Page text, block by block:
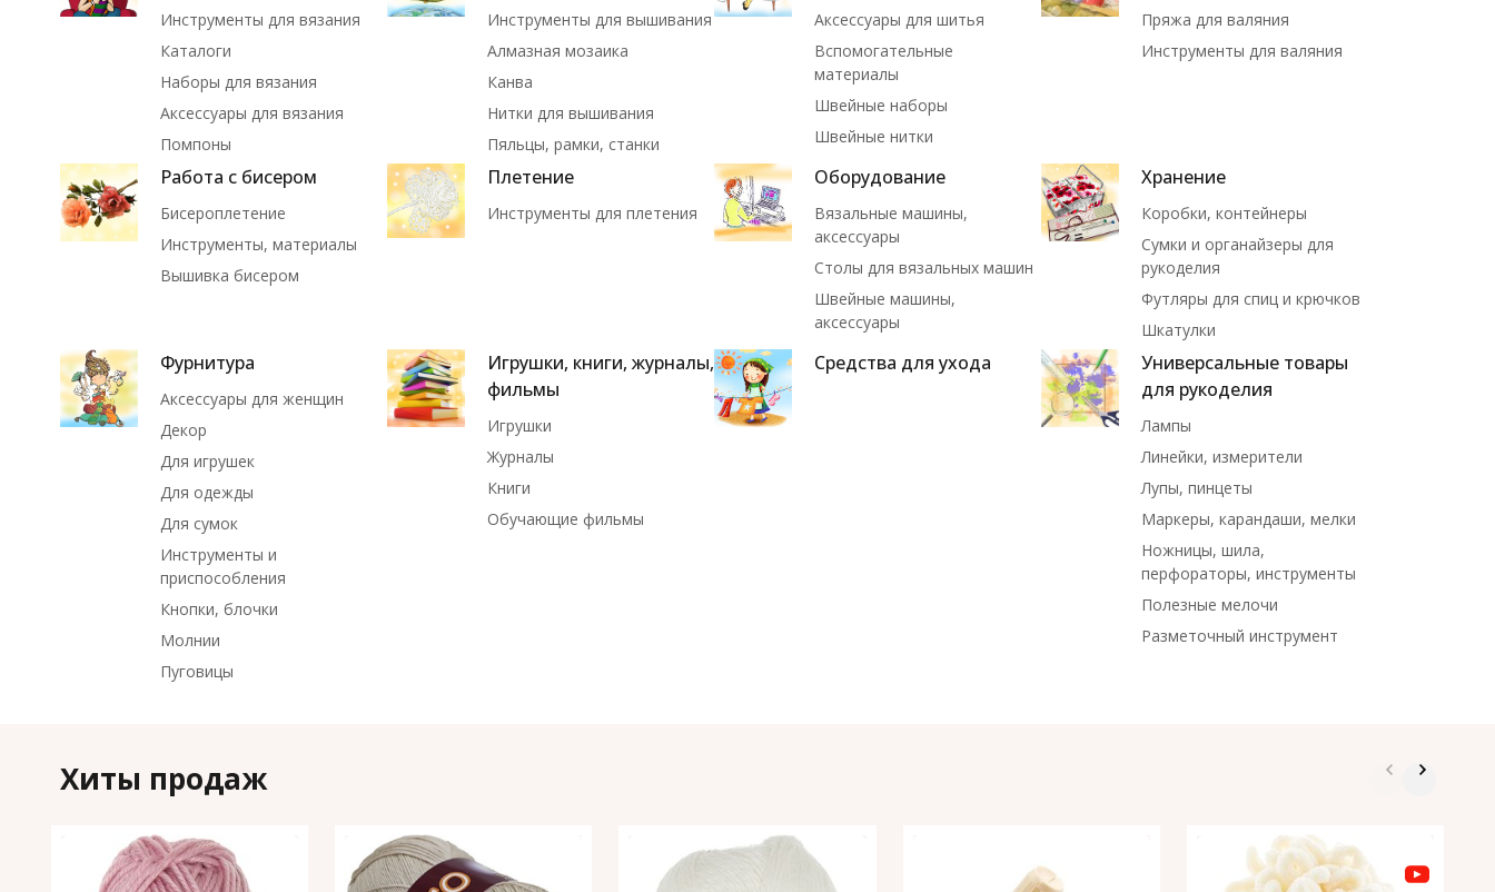
Инструменты для вязания
Каталоги
Наборы для вязания
Аксессуары для вязания
Помпоны
Инструменты для вышивания
Алмазная мозаика
Канва
Нитки для вышивания
Пяльцы, рамки, станки
Аксессуары для шитья
Вспомогательные
материалы
Швейные наборы
Швейные нитки
Пряжа для валяния
Инструменты для валяния
Работа с бисером
Бисероплетение
Инструменты, материалы
Вышивка бисером
Плетение
Инструменты для плетения
Оборудование
Вязальные машины,
аксессуары
Столы для вязальных машин
Швейные машины,
аксессуары
Хранение
Коробки, контейнеры
Сумки и органайзеры для
рукоделия
Футляры для спиц и крючков
Шкатулки
Фурнитура
Аксессуары для женщин
Декор
Для игрушек
Для одежды
Для сумок
Инструменты и
приспособления
Кнопки, блочки
Молнии
Пуговицы
Игрушки, книги, журналы,
фильмы
Игрушки
Журналы
Книги
Обучающие фильмы
Средства для ухода
Универсальные товары
для рукоделия
Лампы
Линейки, измерители
Лупы, пинцеты
Маркеры, карандаши, мелки
Ножницы, шила,
перфораторы, инструменты
Полезные мелочи
Разметочный инструмент
Хиты продаж